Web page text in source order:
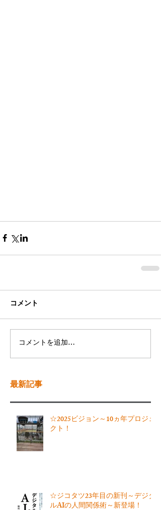
コメント
コメントを追加…
最新記事
☆2025ビジョン～10ヵ年プロジェ
クト！
☆ジコタツ23年目の新刊～デジタ
ルAIの人間関係術～新登場！